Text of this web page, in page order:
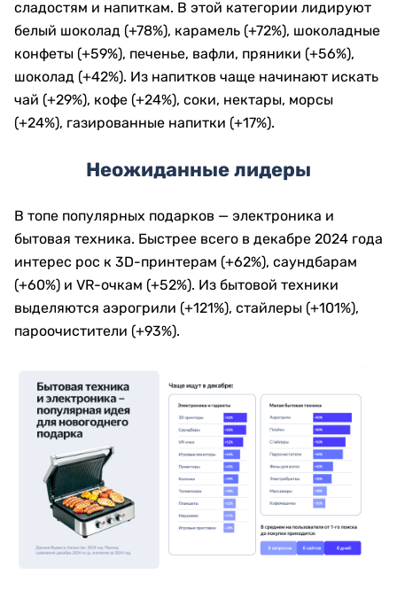
сладостям и напиткам. В этой категории лидируют
белый шоколад (+78%), карамель (+72%), шоколадные
конфеты (+59%), печенье, вафли, пряники (+56%),
шоколад (+42%). Из напитков чаще начинают искать
чай (+29%), кофе (+24%), соки, нектары, морсы
(+24%), газированные напитки (+17%).
Неожиданные лидеры
В топе популярных подарков — электроника и
бытовая техника. Быстрее всего в декабре 2024 года
интерес рос к 3D-принтерам (+62%), саундбарам
(+60%) и VR-очкам (+52%). Из бытовой техники
выделяются аэрогрили (+121%), стайлеры (+101%),
пароочистители (+93%).